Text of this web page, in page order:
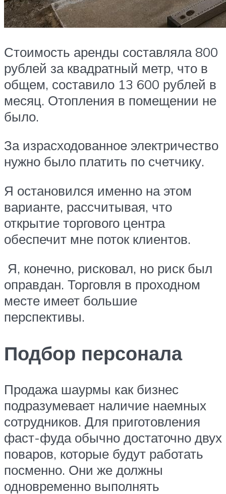
Стоимость аренды составляла 800
рублей за квадратный метр, что в
общем, составило 13 600 рублей в
месяц. Отопления в помещении не
было.
За израсходованное электричество
нужно было платить по счетчику.
Я остановился именно на этом
варианте, рассчитывая, что
открытие торгового центра
обеспечит мне поток клиентов.
Я, конечно, рисковал, но риск был
оправдан. Торговля в проходном
месте имеет большие
перспективы.
Подбор персонала
Продажа шаурмы как бизнес
подразумевает наличие наемных
сотрудников. Для приготовления
фаст-фуда обычно достаточно двух
поваров, которые будут работать
посменно. Они же должны
одновременно выполнять